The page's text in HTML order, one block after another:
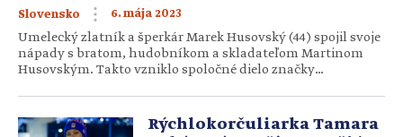
Slovensko 6. mája 2023
Umelecký zlatník a šperkár Marek Husovský (44) spojil svoje
nápady s bratom, hudobníkom a skladateľom Martinom
Husovským. Takto vzniklo spoločné dielo značky
šperkov umožňuje zložiť si vlastnú skladbu. No nielen to. Pri
kontakte môžu návštevníci prežiť čosi osobné, duchovné.
Rýchlokorčuliarka Tamara